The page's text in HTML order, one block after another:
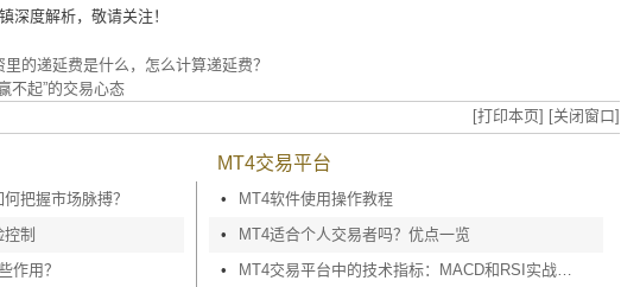
深度解析，敬请关注！
的递延费是什么，怎么计算递延费？
不起”的交易心态
[打印本页] [关闭窗口]
把握市场脉搏？
制
作用？
MT4交易平台
•
MT4软件使用操作教程
•
MT4适合个人交易者吗？优点一览
•
MT4交易平台中的技术指标：MACD和RSI实战应用